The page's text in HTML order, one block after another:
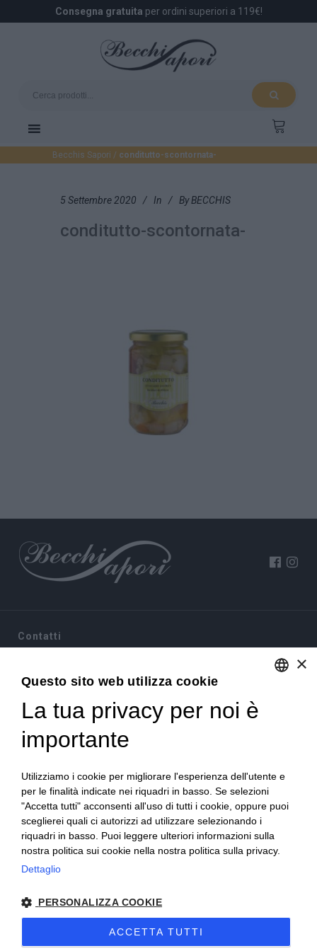
Consegna gratuita per ordini superiori a 119€!
Becchis Sapori / conditutto-scontornata-
5 Settembre 2020 In By BECCHIS
conditutto-scontornata-
Contatti
10022 Carmagnola(TO)
+39 380 6441674
info@becchisapori.it
Informazioni
Home
Chi siamo
Condizioni di vendita
Diritto di recesso
Modalità pagamento
Spedizioni e consegne
Supporto e assistenza
Imballi antirottura
Contatti
×
Questo sito web utilizza cookie
La tua privacy per noi è
importante
Utilizziamo i cookie per migliorare l'esperienza dell'utente e
per le finalità indicate nei riquadri in basso. Se selezioni
"Accetta tutti" acconsenti all'uso di tutti i cookie, oppure puoi
sceglierei quali ci autorizzi ad utilizzare selezionando i
riquadri in basso. Puoi leggere ulteriori informazioni sulla
nostra politica sui cookie nella nostra politica sulla privacy.
Dettaglio
PERSONALIZZA COOKIE
ACCETTA TUTTI